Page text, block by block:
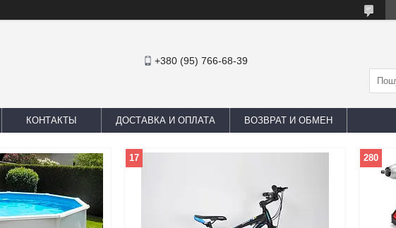
+380 (95) 766-68-39
КОНТАКТЫ ДОСТАВКА И ОПЛАТА ВОЗВРАТ И ОБМЕН
17 280